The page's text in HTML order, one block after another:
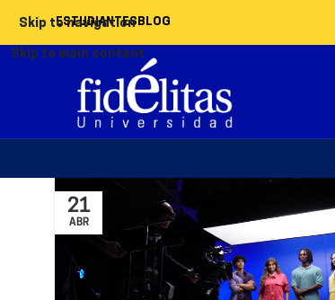
Skip to navigation
Skip to main content
ESTUDIANTES BLOG
21
ABR